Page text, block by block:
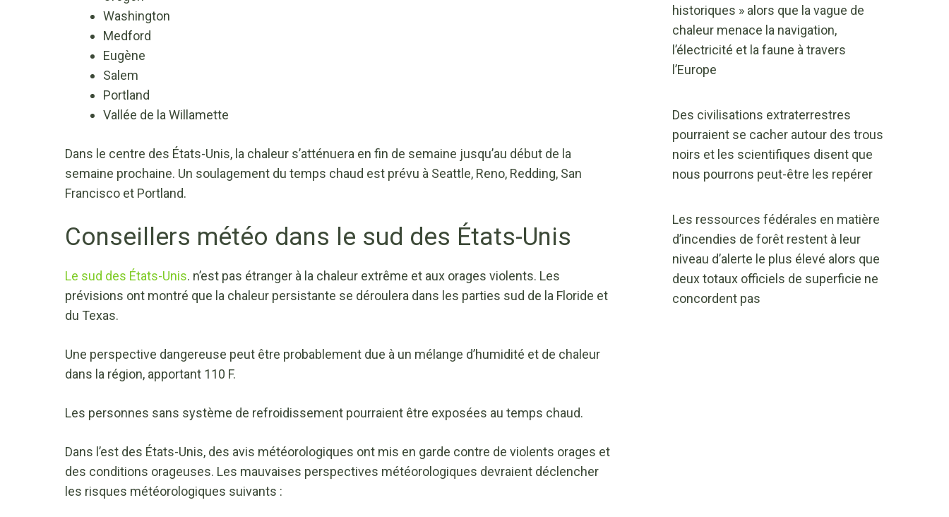
Washington
Medford
Eugène
Salem
Portland
Vallée de la Willamette
Dans le centre des États-Unis, la chaleur s’atténuera en fin de semaine jusqu’au début de la
semaine prochaine. Un soulagement du temps chaud est prévu à Seattle, Reno, Redding, San
Francisco et Portland.
Conseillers météo dans le sud des États-Unis
Le sud des États-Unis. n’est pas étranger à la chaleur extrême et aux orages violents. Les
prévisions ont montré que la chaleur persistante se déroulera dans les parties sud de la Floride et
du Texas.
Une perspective dangereuse peut être probablement due à un mélange d’humidité et de chaleur
dans la région, apportant 110 F.
Les personnes sans système de refroidissement pourraient être exposées au temps chaud.
Dans l’est des États-Unis, des avis météorologiques ont mis en garde contre de violents orages et
des conditions orageuses. Les mauvaises perspectives météorologiques devraient déclencher
les risques météorologiques suivants :
historiques » alors que la vague de
chaleur menace la navigation,
l’électricité et la faune à travers
l’Europe
Des civilisations extraterrestres
pourraient se cacher autour des trous
noirs et les scientifiques disent que
nous pourrons peut-être les repérer
Les ressources fédérales en matière
d’incendies de forêt restent à leur
niveau d’alerte le plus élevé alors que
deux totaux officiels de superficie ne
concordent pas